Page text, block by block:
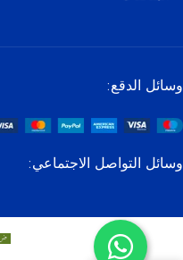
وسائل الدقع:
وسائل التواصل الاجتماعي: